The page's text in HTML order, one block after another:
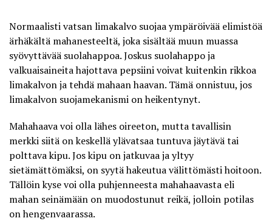
Normaalisti vatsan limakalvo suojaa ympäröivää elimistöä
ärhäkältä mahanesteeltä, joka sisältää muun muassa
syövyttävää suolahappoa. Joskus suolahappo ja
valkuaisaineita hajottava pepsiini voivat kuitenkin rikkoa
limakalvon ja tehdä mahaan haavan. Tämä onnistuu, jos
limakalvon suojamekanismi on heikentynyt.
Mahahaavavoi olla lähes oireeton, mutta tavallisin
merkki siitä on keskellä ylävatsaa tuntuva jäytävä tai
polttava kipu. Jos kipu on jatkuvaa ja yltyy
sietämättömäksi, on syytä hakeutua välittömästi hoitoon.
Tällöin kyse voi olla puhjenneesta mahahaavasta eli
mahan seinämään on muodostunut reikä, jolloin potilas
on hengenvaarassa.